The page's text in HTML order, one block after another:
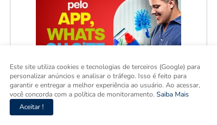
Este site utiliza cookies e tecnologias de terceiros (Google) para
personalizar anúncios e analisar o tráfego. Isso é feito para
garantir e entregar a melhor experiência ao usuário. Ao acessar,
você concorda com a política de monitoramento. Saiba Mais
Aceitar !